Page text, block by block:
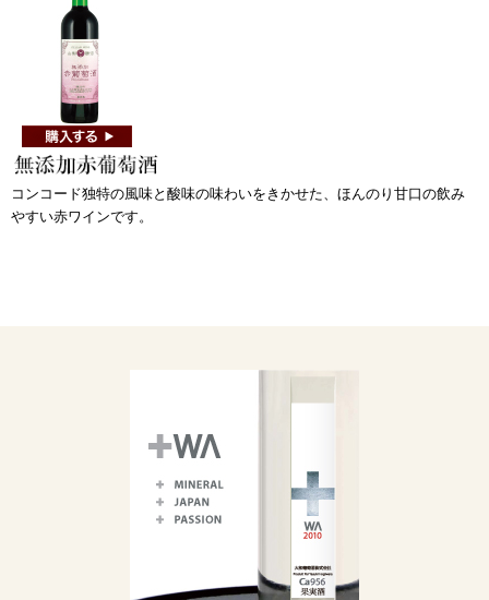
コンコード独特の風味と酸味の味わいをきかせた、ほんのり甘口の飲み
やすい赤ワインです。